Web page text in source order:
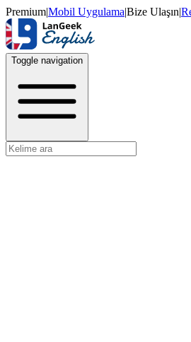
Premium|Mobil Uygulama|Bize Ulaşın|
Toggle navigation